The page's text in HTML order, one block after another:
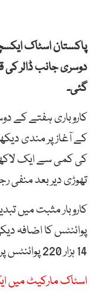
پاکستان اسٹاک
دوسری جانب ڈالر
گئی۔
کاروباری ہفتے کے
تھوڑی دیر بعد منفی
پوائنٹس کا اضافہ
14 ہزار 220 پوائنٹس پر پہنچ گیا۔